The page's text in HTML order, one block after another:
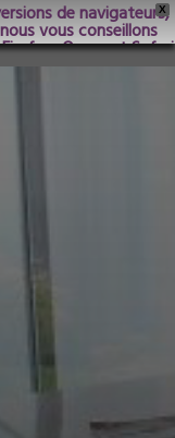
X
de navigateurs,
vous conseillons
Opera et Safari